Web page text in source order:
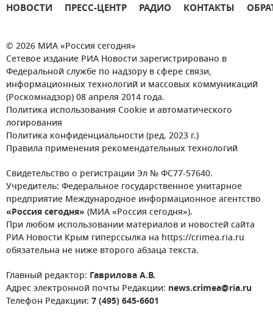
НОВОСТИ ПРЕСС-ЦЕНТР РАДИО КОНТАКТЫ
© 2026 МИА «Россия сегодня»
Сетевое издание РИА Новости зарегистрировано в
Федеральной службе по надзору в сфере связи,
информационных технологий и массовых коммуникаций
(Роскомнадзор) 08 апреля 2014 года.
Политика использования Cookie и автоматического
логирования
Политика конфиденциальности (ред. 2023 г.)
Правила применения рекомендательных технологий
Свидетельство о регистрации Эл № ФС77-57640.
Учредитель: Федеральное государственное унитарное
предприятие Международное информационное агентство
«Россия сегодня» (МИА «Россия сегодня»).
При любом использовании материалов и новостей сайта
РИА Новости Крым гиперссылка на https://crimea.ria.ru
обязательна не ниже второго абзаца текста.
Главный редактор: Гаврилова А.В.
Адрес электронной почты Редакции: news.crimea@ria.ru
Телефон Редакции: 7 (495) 645-6601